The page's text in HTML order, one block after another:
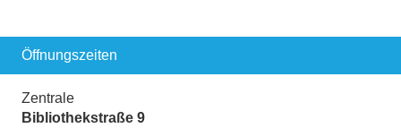
Öffnungszeiten
Zentrale
Bibliothekstraße 9